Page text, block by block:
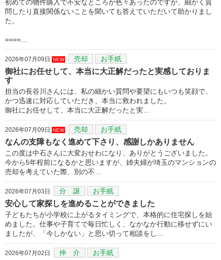
初めての物件購入で不安なところが色々あったのですが、細かく質
問したり直接関係ないことを聞いても答えていただいて助かりまし
た。
====…
2026年07月09日 NEW 売却 お手紙
御社にお任せして、本当に大正解だったと実感しておりま
す
担当の長谷川さんには、私の細かい質問や要望にもいつも笑顔で、
かつ迅速に対応していただき、本当に救われました。
御社にお任せして、本当に大正解だったと実…
2026年07月09日 NEW 売却 お手紙
なんの支障もなく進めて下さり、感謝しかありません
この度は中石さんに大変おせわになり、ありがとうございました。
今から5年程前になるかと思いますが、姉夫婦が埼玉のマンションの
売却を考えていた際、別の不…
2026年07月03日 分 譲 お手紙
安心して家探しを進めることができました
子どもたちが小学校に上がるタイミングで、本格的に住宅探しを始
めました。仕事や子育てで毎日忙しく、なかなか行動に移せずにい
ましたが、「今しかない」と思い切って相談をし…
2026年07月02日 仲 介 お手紙